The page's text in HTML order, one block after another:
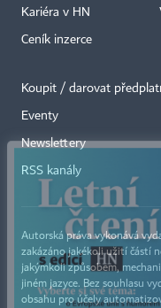
Kariéra v HN
Ceník inzerce
Koupit / darovat
Eventy
Newslettery
RSS kanály
Autorská práva vykonává
zakázáno jakékoli užití částí
jakýmkoli způsobem,
jiném jazyce. Bez souhlasu
obsahu pro účely